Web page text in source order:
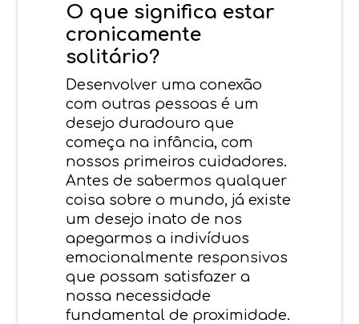
O que significa estar
cronicamente
solitário?
Desenvolver uma conexão
com outras pessoas é um
desejo duradouro que
começa na infância, com
nossos primeiros cuidadores.
Antes de sabermos qualquer
coisa sobre o mundo, já existe
um desejo inato de nos
apegarmos a indivíduos
emocionalmente responsivos
que possam satisfazer a
nossa necessidade
fundamental de proximidade.